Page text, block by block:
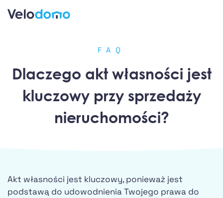
FAQ
Dlaczego akt własności jest
kluczowy przy sprzedaży
nieruchomości?
Akt własności jest kluczowy, ponieważ jest
podstawą do udowodnienia Twojego prawa do